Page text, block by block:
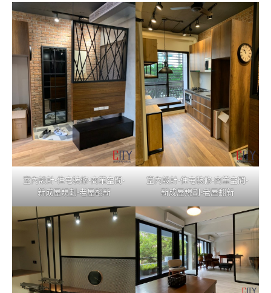
室內設計-住宅裝修-商業空間-
新成屋規劃-老屋翻新
室內設計-住宅裝修-商業空間-
新成屋規劃-老屋翻新